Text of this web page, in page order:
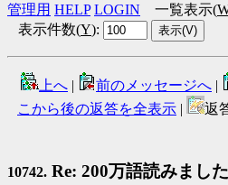
管理用 HELP LOGIN 一覧表示(
表示件数(Y):
上へ | 前のメッセージへ |
こから後の返答を全表示 | 返
10742. Re: 200万語読みました